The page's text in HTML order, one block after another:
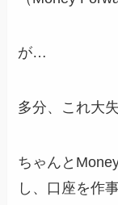
が…
多分、これ大
ちゃんと
し、口座を作